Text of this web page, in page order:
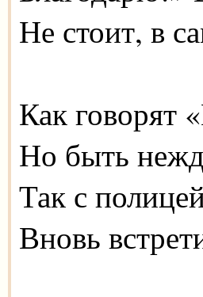
Не стоит, в
Как говорят
Но быть
Так с
Вновь